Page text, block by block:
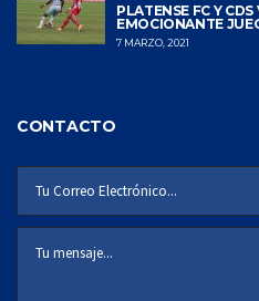
PLATENSE FC Y
EMOCIONANTE
7 MARZO, 2021
CONTACTO